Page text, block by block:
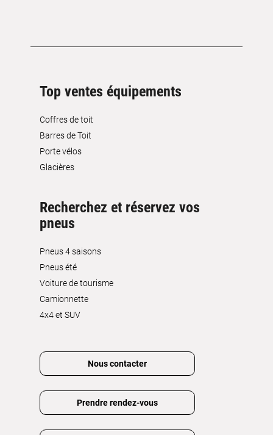
Top ventes équipements
Coffres de toit
Barres de Toit
Porte vélos
Glacières
Recherchez et réservez vos
pneus
Pneus 4 saisons
Pneus été
Voiture de tourisme
Camionnette
4x4 et SUV
Nous contacter
Prendre rendez-vous